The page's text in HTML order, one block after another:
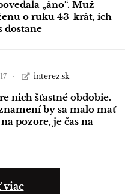
„áno“. Muž
o ruku 43-krát, ich
dostane
interez.sk
nich šťastné obdobie.
by sa malo mať
pozore, je čas na
viac